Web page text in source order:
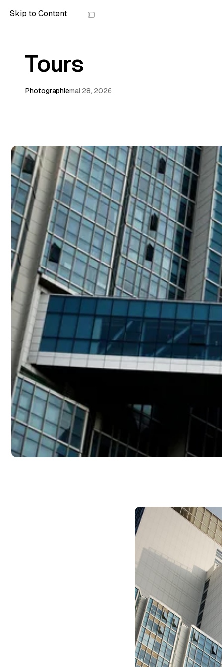
Skip to Content
wolfmic
Tours
Photographiemai 28, 2026